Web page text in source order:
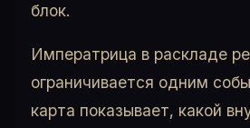
блок.
Императрица в раскладе
ограничивается одним
карта показывает, какой